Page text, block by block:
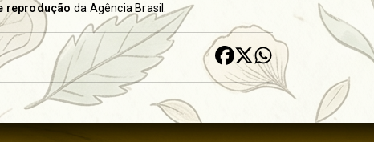
reprodução da Agência Brasil.